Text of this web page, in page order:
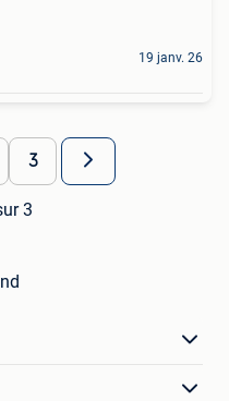
19 janv. 26
3
3